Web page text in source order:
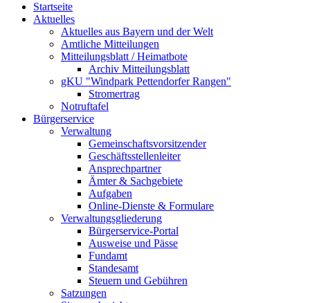
Startseite
Aktuelles
Aktuelles aus Bayern und der Welt
Amtliche Mitteilungen
Mitteilungsblatt / Heimatbote
Archiv Mitteilungsblatt
gKU "Windpark Pettendorfer Rangen"
Stromertrag
Notruftafel
Bürgerservice
Verwaltung
Gemeinschaftsvorsitzender
Geschäftsstellenleiter
Ansprechpartner
Ämter & Sachgebiete
Aufgaben
Online-Dienste & Formulare
Verwaltungsgliederung
Bürgerservice-Portal
Ausweise und Pässe
Fundamt
Standesamt
Steuern und Gebühren
Satzungen